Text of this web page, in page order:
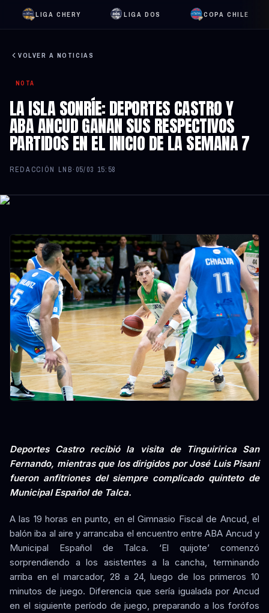
LIGA CHERY LIGA DOS COPA CHILE
VOLVER A NOTICIAS
NOTA
LA ISLA SONRÍE: DEPORTES CASTRO Y
ABA ANCUD GANAN SUS RESPECTIVOS
PARTIDOS EN EL INICIO DE LA SEMANA 7
REDACCIÓN LNB· 05/03 15:58
Deportes Castro recibió la visita de Tinguiririca San
Fernando, mientras que los dirigidos por José Luis Pisani
fueron anfitriones del siempre complicado quinteto de
Municipal Español de Talca.
A las 19 horas en punto, en el Gimnasio Fiscal de Ancud, el
balón iba al aire y arrancaba el encuentro entre ABA Ancud y
Municipal Español de Talca. ‘El quijote’ comenzó
sorprendiendo a los asistentes a la cancha, terminando
arriba en el marcador, 28 a 24, luego de los primeros 10
minutos de juego. Diferencia que sería igualada por Ancud
en el siguiente período de juego, preparando a los forófos